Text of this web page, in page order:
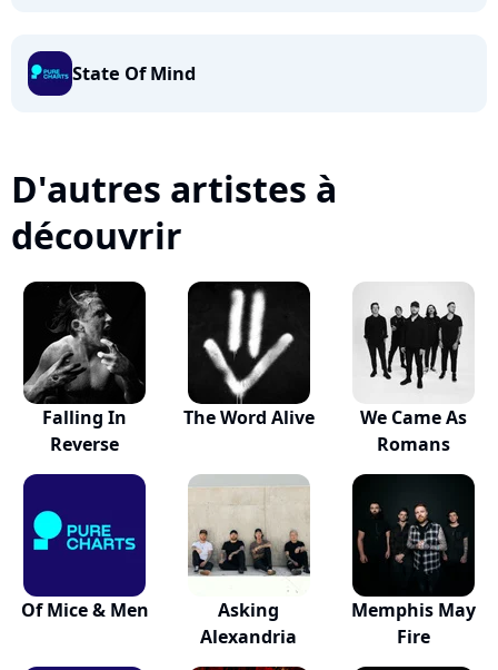
State Of Mind
D'autres artistes à
découvrir
Falling In
Reverse
The Word Alive
We Came As
Romans
Of Mice & Men
Asking
Alexandria
Memphis May
Fire